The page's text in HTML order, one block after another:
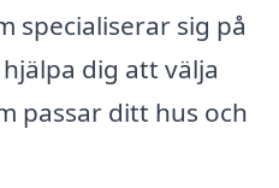
specialiserar sig på
dig att välja
passar ditt hus och